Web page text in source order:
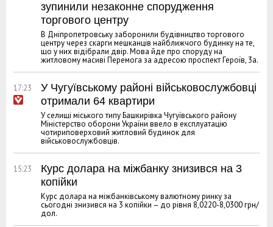
зупинили незаконне спорудження
торгового центру
В Дніпропетровську заборонили будівництво торгового
центру через скарги мешканців найближчого будинку на те,
що у них відібрали двір. Мова йде про споруду на
житловому масиві Перемога за адресою проспект Героїв, 3а.
17:23
У Чугуївському районі військовослужбовці
отримали 64 квартири
У селищі міського типу Башкирівка Чугуївського району
Міністерство оборони України ввело в експлуатацію
чотириповерховий житловий будинок для
військовослужбовців.
15:23
Курс долара на міжбанку знизився на 3
копійки
Курс долара на міжбанківському валютному ринку за
сьогодні знизився на 3 копійки – до рівня 8,0220-8,0300 грн/
дол.